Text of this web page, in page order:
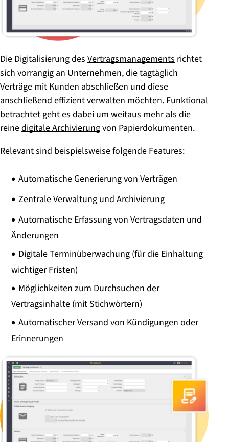
Die Digitalisierung des Vertragsmanagements richtet
sich vorrangig an Unternehmen, die tagtäglich
Verträge mit Kunden abschließen und diese
anschließend effizient verwalten möchten. Funktional
betrachtet geht es dabei um weitaus mehr als die
reinedigitale Archivierungvon Papierdokumenten.
Relevant sind beispielsweise folgende Features:
Automatische Generierung von Verträgen
Zentrale Verwaltung und Archivierung
Automatische Erfassung von Vertragsdaten und
Änderungen
Digitale Terminüberwachung (für die Einhaltung
wichtiger Fristen)
Möglichkeiten zum Durchsuchen der
Vertragsinhalte (mit Stichwörtern)
Automatischer Versand von Kündigungen oder
Erinnerungen